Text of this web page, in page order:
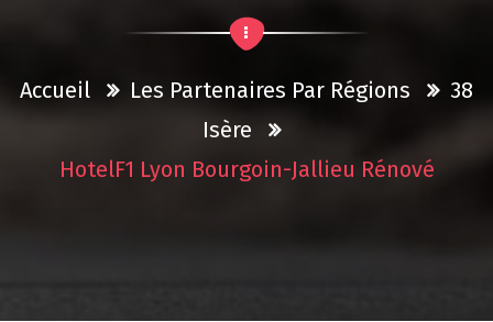
Accueil Les Partenaires Par Régions
38
Isère
HotelF1 Lyon Bourgoin-Jallieu Rénové